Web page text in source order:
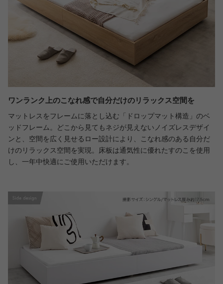
ワンランク上のこなれ感で自分だけのリラックス空間を
マットレスをフレームに落とし込む「ドロップマット構造」のベ
ッドフレーム。どこから見てもネジが見えないノイズレスデザイ
ンと、空間を広く見せるロー設計により、こなれ感のある自分だ
けのリラックス空間を実現。床板は通気性に優れたすのこを使用
し、一年中快適にご使用いただけます。